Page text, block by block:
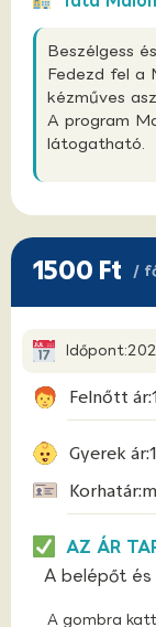
Beszélgess
Fedezd fel a
kézműves
A program
látogatható.
1500 Ft /
Időpont:
Felnőtt ár:
Gyerek ár:
Korhatár:
AZ ÁR
A belépőt
A gombra